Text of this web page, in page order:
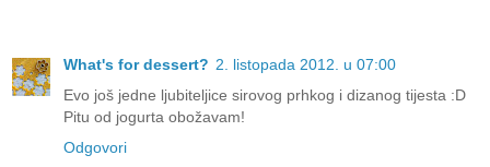
What's for dessert? 2. listopada 2012. u 07:00
Evo još jedne ljubiteljice sirovog prhkog i dizanog tijesta :D
Pitu od jogurta obožavam!
Odgovori